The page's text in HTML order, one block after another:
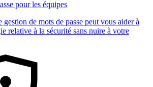
pour les équipes
de mots de passe peut vous aider à
relative à la sécurité sans nuire à votre